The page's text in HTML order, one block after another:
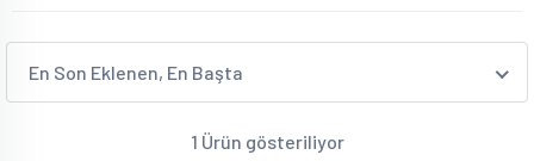
En Son Eklenen, En Başta
1 Ürün gösteriliyor